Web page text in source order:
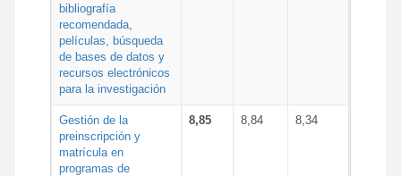
bibliografía
recomendada,
películas, búsqueda
de bases de datos y
recursos electrónicos
para la investigación
Gestión de la
preinscripción y
matrícula en
programas de
8,85 8,84 8,34